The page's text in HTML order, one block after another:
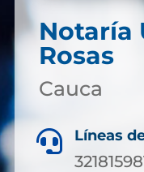
Notaría
Rosas
Cauca
 Líneas